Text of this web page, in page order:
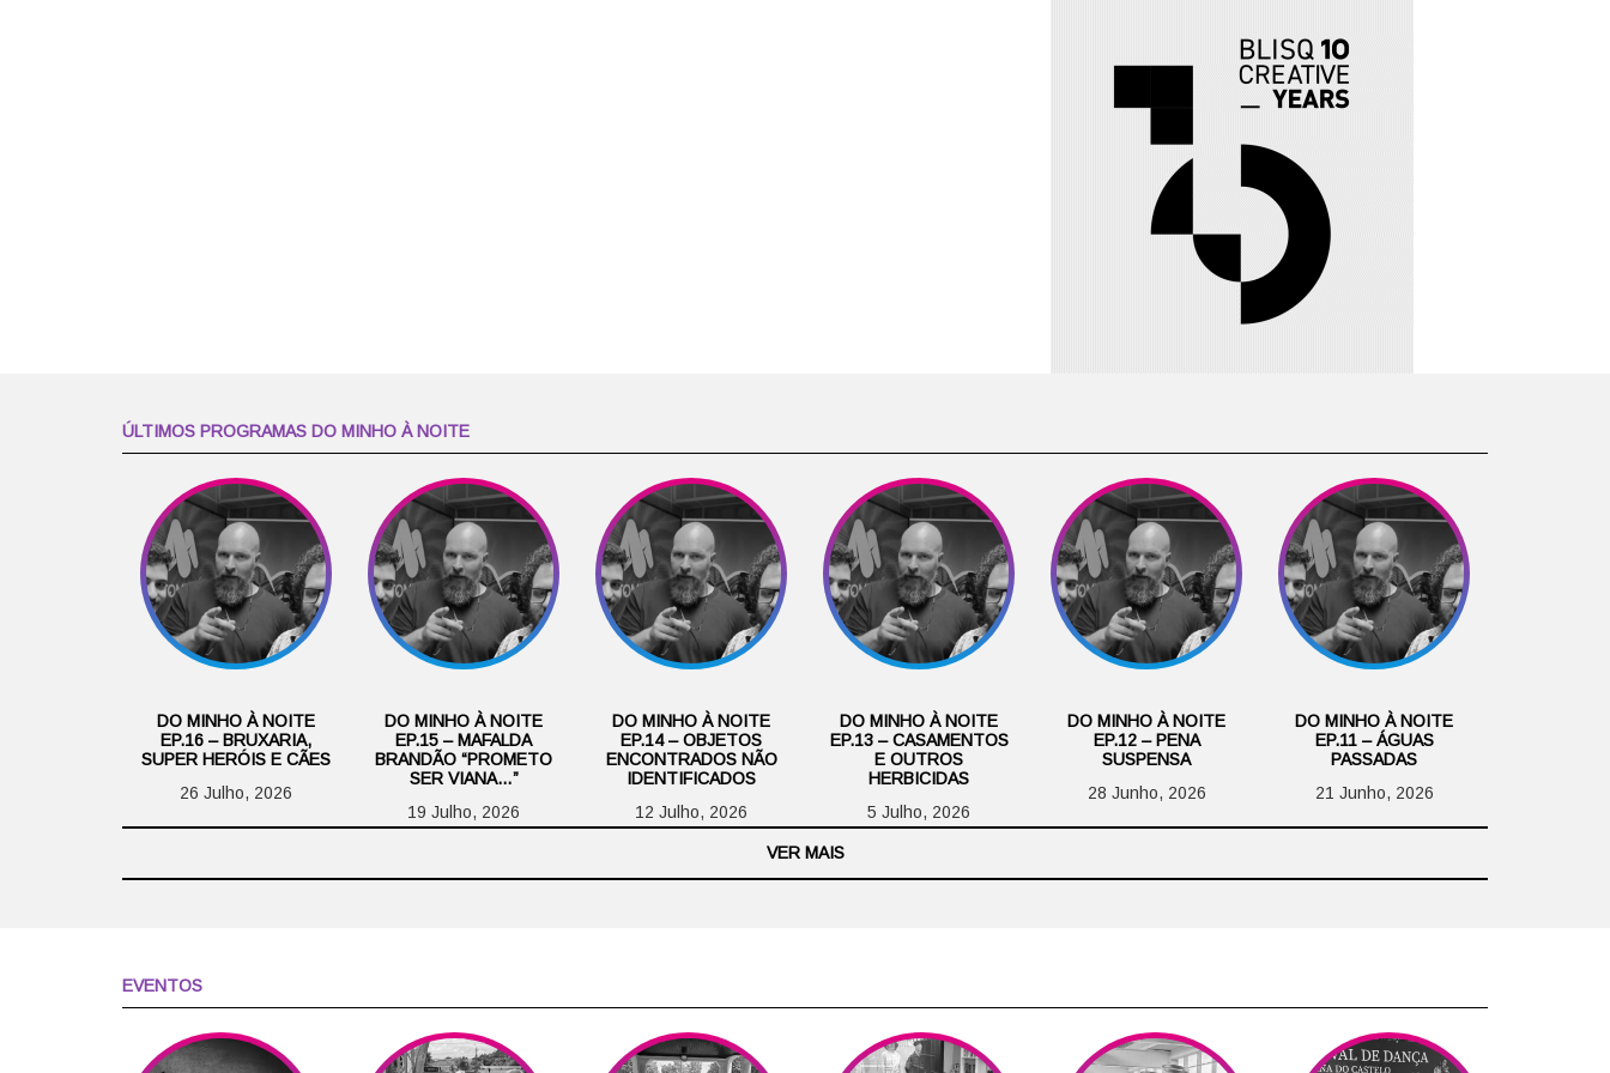
ÚLTIMOS PROGRAMAS DO MINHO À NOITE
DO MINHO À NOITE
EP.16 – BRUXARIA,
SUPER HERÓIS E CÃES
26 Julho, 2026
DO MINHO À NOITE
EP.15 – MAFALDA
BRANDÃO “PROMETO
SER VIANA…”
19 Julho, 2026
DO MINHO À NOITE
EP.14 – OBJETOS
ENCONTRADOS NÃO
IDENTIFICADOS
12 Julho, 2026
DO MINHO À NOITE
EP.13 – CASAMENTOS
E OUTROS
HERBICIDAS
5 Julho, 2026
DO MINHO À NOITE
EP.12 – PENA
SUSPENSA
28 Junho, 2026
DO MINHO À NOITE
EP.11 – ÁGUAS
PASSADAS
21 Junho, 2026
VER MAIS
EVENTOS